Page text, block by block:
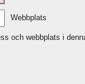
Webbplats
och webbplats i